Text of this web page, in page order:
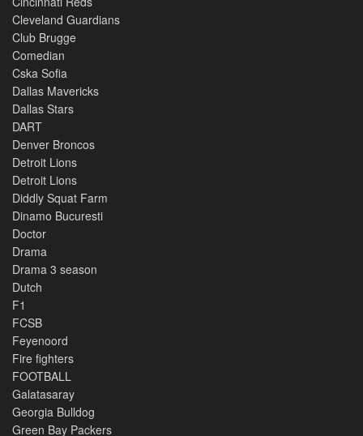
Cleveland Guardians
Club Brugge
Comedian
Cska Sofia
Dallas Mavericks
Dallas Stars
DART
Denver Broncos
Detroit Lions
Detroit Lions
Diddly Squat Farm
Dinamo Bucuresti
Doctor
Drama
Drama 3 season
Dutch
F1
FCSB
Feyenoord
Fire fighters
FOOTBALL
Galatasaray
Georgia Bulldog
Green Bay Packers